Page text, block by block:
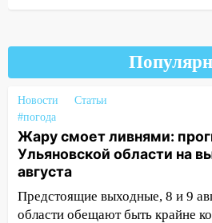
В Ульяновске
девять бункеров для
мусора
16:26
матч «Волги» под
16:12 В Ульяновском
разработают
цифровой ПЦР
Новости
Статьи
#погода
Жару смоет ливнями:
Ульяновской области на
августа
Предстоящие выходные, 8 и 9
области обещают быть крайне